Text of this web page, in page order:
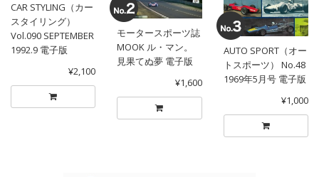
CAR STYLING（カー
スタイリング）
Vol.090 SEPTEMBER
1992.9 電子版
¥2,100
モータースポーツ誌
MOOK ル・マン。
見果てぬ夢 電子版
¥1,600
AUTO SPORT（オー
トスポーツ） No.48
1969年5月号 電子版
¥1,000